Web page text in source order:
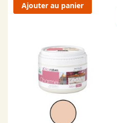
Ajouter au panier